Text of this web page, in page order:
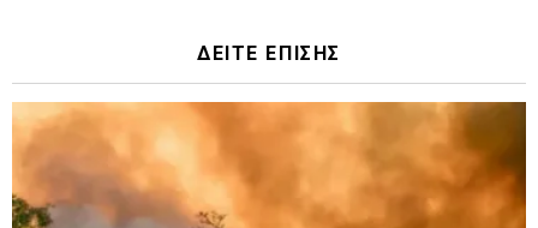
ΔΕΙΤΕ ΕΠΙΣΗΣ